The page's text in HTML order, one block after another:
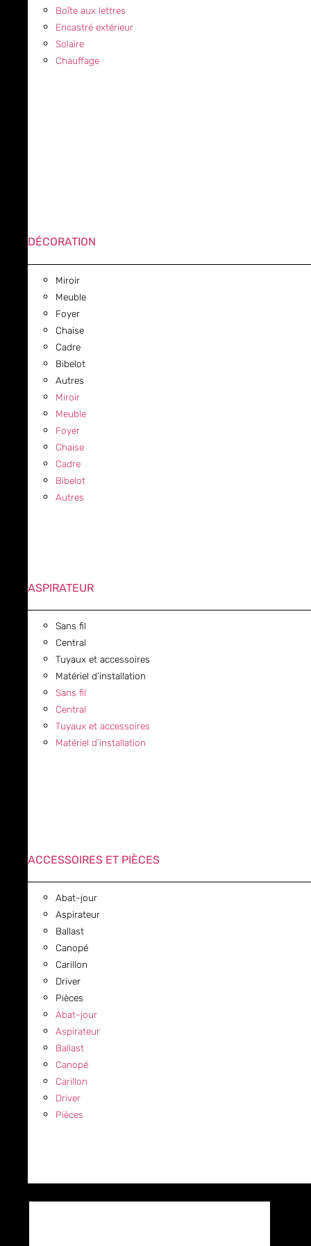
Boîte aux lettres
Encastré extérieur
Solaire
Chauffage
DÉCORATION
Miroir
Meuble
Foyer
Chaise
Cadre
Bibelot
Autres
Miroir
Meuble
Foyer
Chaise
Cadre
Bibelot
Autres
ASPIRATEUR
Sans fil
Central
Tuyaux et accessoires
Matériel d’installation
Sans fil
Central
Tuyaux et accessoires
Matériel d’installation
ACCESSOIRES ET PIÈCES
Abat-jour
Aspirateur
Ballast
Canopé
Carillon
Driver
Pièces
Abat-jour
Aspirateur
Ballast
Canopé
Carillon
Driver
Pièces